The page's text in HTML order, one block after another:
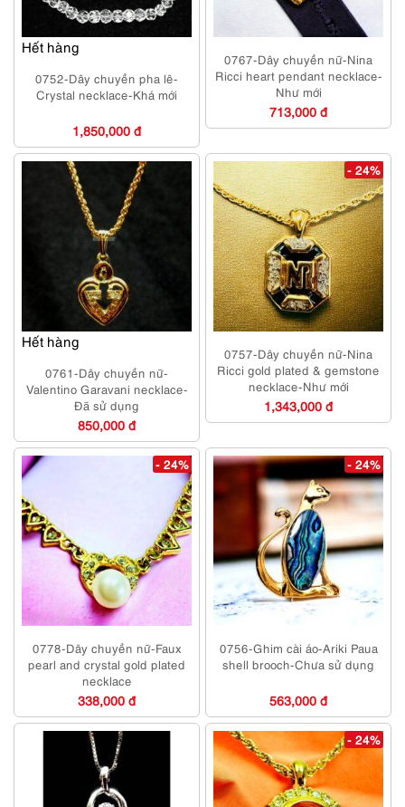
Hết hàng
0752-Dây chuyền pha lê-
Crystal necklace-Khá mới
1,850,000 đ
0767-Dây chuyền nữ-Nina
Ricci heart pendant necklace-
Như mới
713,000 đ
Hết hàng
0761-Dây chuyền nữ-
Valentino Garavani necklace-
Đã sử dụng
850,000 đ
- 24%
0757-Dây chuyền nữ-Nina
Ricci gold plated & gemstone
necklace-Như mới
1,343,000 đ
- 24%
0778-Dây chuyền nữ-Faux
pearl and crystal gold plated
necklace
338,000 đ
- 24%
0756-Ghim cài áo-Ariki Paua
shell brooch-Chưa sử dụng
563,000 đ
- 24%